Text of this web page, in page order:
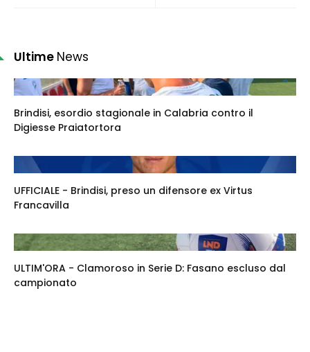
Ultime News
Brindisi, esordio stagionale in Calabria contro il
Digiesse Praiatortora
UFFICIALE - Brindisi, preso un difensore ex Virtus
Francavilla
ULTIM'ORA - Clamoroso in Serie D: Fasano escluso dal
campionato